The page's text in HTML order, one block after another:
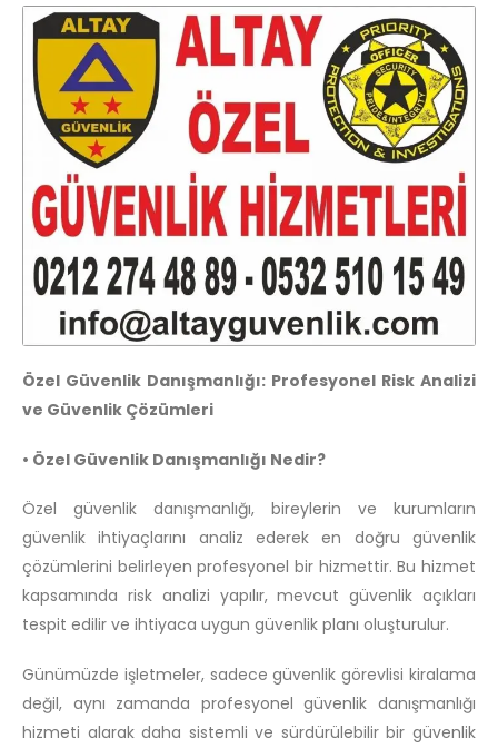
Özel Güvenlik Danışmanlığı: Profesyonel Risk Analizi
ve Güvenlik Çözümleri
• Özel Güvenlik Danışmanlığı Nedir?
Özel güvenlik danışmanlığı, bireylerin ve kurumların
güvenlik ihtiyaçlarını analiz ederek en doğru güvenlik
çözümlerini belirleyen profesyonel bir hizmettir. Bu hizmet
kapsamında risk analizi yapılır, mevcut güvenlik açıkları
tespit edilir ve ihtiyaca uygun güvenlik planı oluşturulur.
Günümüzde işletmeler, sadece güvenlik görevlisi kiralama
değil, aynı zamanda profesyonel güvenlik danışmanlığı
hizmeti alarak daha sistemli ve sürdürülebilir bir güvenlik